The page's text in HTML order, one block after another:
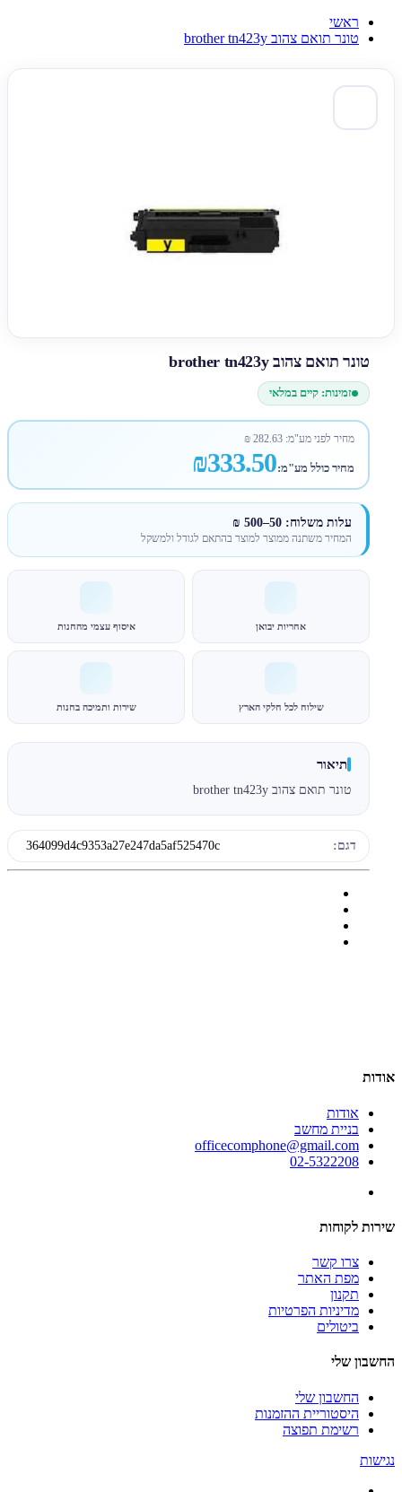
ראשי
טונר תואם צהוב brother tn423y
טונר תואם צהוב brother tn423y
זמינות: קיים במלאי
מחיר לפני מע"מ:282.63
₪
מחיר כולל מע"מ:₪333.50
עלות משלוח: 50–500 ₪
המחיר משתנה ממוצר למוצר בהתאם לגודל ולמשקל
אחריות יבואן איסוף עצמי מהחנות
שילוח לכל חלקי הארץ שירות ותמיכה בחנות
תיאור
טונר תואם צהוב brother tn423y
דגם: 364099d4c9353a27e247da5af525470c
אודות
אודות
בניית מחשב
officecomphone@gmail.com
02-5322208
שירות לקוחות
צרו קשר
מפת האתר
תקנון
מדיניות הפרטיות
ביטולים
החשבון שלי
החשבון שלי
היסטוריית ההזמנות
רשימת תפוצה
נגישות